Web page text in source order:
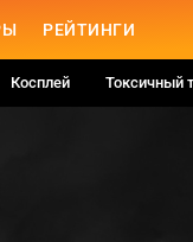
РЕЙТИНГИ
Косплей Токсичный